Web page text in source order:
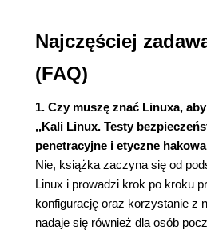
Program tcpdump
Filtr BPF
Wireshark
Ataki podsłuchowe
Podsłuchiwanie
Podsłuchiwanie
Podsumowanie
Przydatne materiały
3. Rekonesans
Czym jest rekonesans?
Najczęściej
(FAQ)
1. Czy muszę znać Linuxa,
,,Kali Linux. Testy
penetracyjne i etyczne
Nie, książka zaczyna się od
Linux i prowadzi krok po kroku
konfigurację oraz korzystanie z
nadaje się również dla osób